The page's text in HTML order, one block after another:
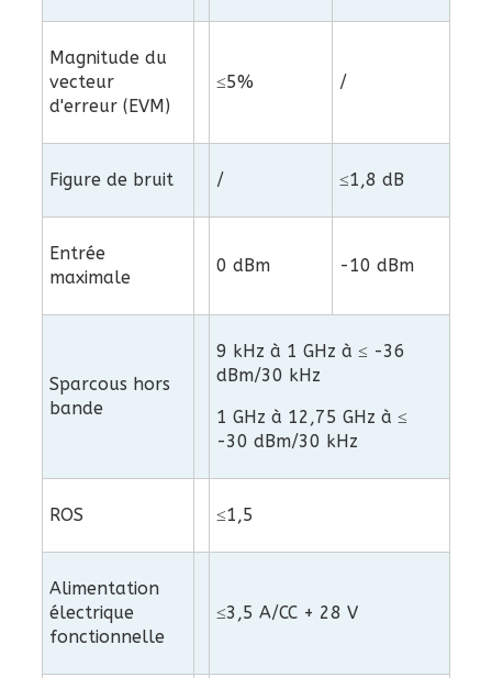
Magnitude du
vecteur
d'erreur (EVM)
≤5% /
Figure de bruit / ≤1,8 dB
Entrée
maximale
0 dBm -10 dBm
Sparcous hors
bande
9 kHz à 1 GHz à ≤ -36
dBm/30 kHz
1 GHz à 12,75 GHz à ≤
-30 dBm/30 kHz
ROS ≤1,5
Alimentation
électrique
fonctionnelle
≤3,5 A/CC + 28 V